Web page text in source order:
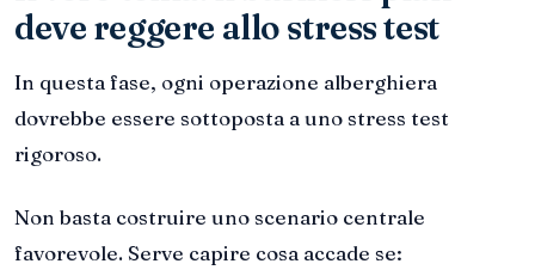
deve reggere allo stress test
In questa fase, ogni operazione alberghiera
dovrebbe essere sottoposta a uno stress test
rigoroso.
Non basta costruire uno scenario centrale
favorevole. Serve capire cosa accade se: